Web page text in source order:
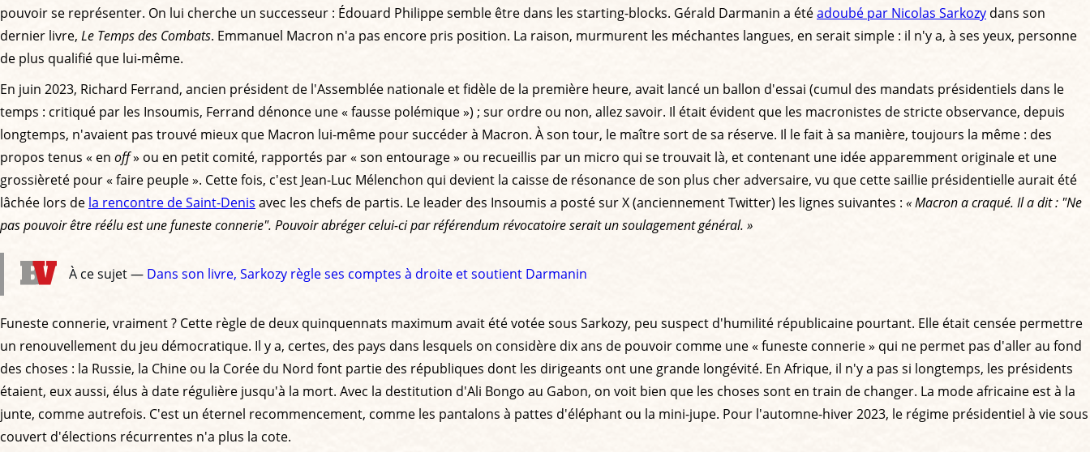
pouvoir se représenter. On lui cherche un successeur : Édouard Philippe semble être dans les starting-blocks. Gérald Darmanin a étéadoubé par Nicolas Sarkozy dans son
dernier livre, Le Temps des Combats. Emmanuel Macron n'a pas encore pris position. La raison, murmurent les méchantes langues, en serait simple : il n'y a, à ses yeux, personne
de plus qualifié que lui-même.
En juin 2023, Richard Ferrand, ancien président de l'Assemblée nationale et fidèle de la première heure, avait lancé un ballon d'essai (cumul des mandats présidentiels dans le
temps : critiqué par les Insoumis, Ferrand dénonce une « fausse polémique ») ; sur ordre ou non, allez savoir. Il était évident que les macronistes de stricte observance, depuis
longtemps, n'avaient pas trouvé mieux que Macron lui-même pour succéder à Macron. À son tour, le maître sort de sa réserve. Il le fait à sa manière, toujours la même : des
propos tenus « en off» ou en petit comité, rapportés par « son entourage » ou recueillis par un micro qui se trouvait là, et contenant une idée apparemment originale et une
grossièreté pour « faire peuple ». Cette fois, c'est Jean-Luc Mélenchon qui devient la caisse de résonance de son plus cher adversaire, vu que cette saillie présidentielle aurait été
lâchée lors de la rencontre de Saint-Denis avec les chefs de partis. Le leader des Insoumis a posté sur X (anciennement Twitter) les lignes suivantes : « Macron a craqué. Il a dit : "Ne
pas pouvoir être réélu est une funeste connerie". Pouvoir abréger celui-ci par référendum révocatoire serait un soulagement général. »
À ce sujet — Dans son livre, Sarkozy règle ses comptes à droite et soutient Darmanin
Funeste connerie, vraiment ? Cette règle de deux quinquennats maximum avait été votée sous Sarkozy, peu suspect d'humilité républicaine pourtant. Elle était censée permettre
un renouvellement du jeu démocratique. Il y a, certes, des pays dans lesquels on considère dix ans de pouvoir comme une « funeste connerie » qui ne permet pas d'aller au fond
des choses : la Russie, la Chine ou la Corée du Nord font partie des républiques dont les dirigeants ont une grande longévité. En Afrique, il n'y a pas si longtemps, les présidents
étaient, eux aussi, élus à date régulière jusqu'à la mort. Avec la destitution d'Ali Bongo au Gabon, on voit bien que les choses sont en train de changer. La mode africaine est à la
junte, comme autrefois. C'est un éternel recommencement, comme les pantalons à pattes d'éléphant ou la mini-jupe. Pour l'automne-hiver 2023, le régime présidentiel à vie sous
couvert d'élections récurrentes n'a plus la cote.